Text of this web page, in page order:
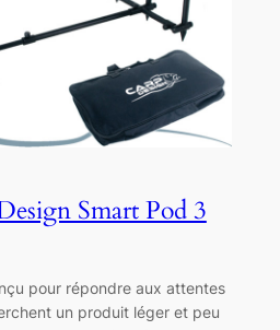
Smart Pod 3
pour répondre aux attentes
un produit léger et peu